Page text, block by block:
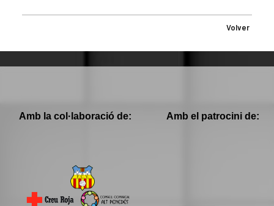
Volver
Amb la col·laboració de: Amb el patrocini de: